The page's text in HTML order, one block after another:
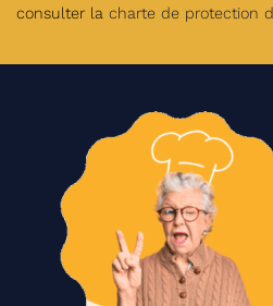
consulter la charte de protection